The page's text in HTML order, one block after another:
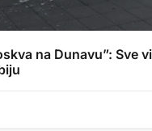
na Dunavu”: Sve